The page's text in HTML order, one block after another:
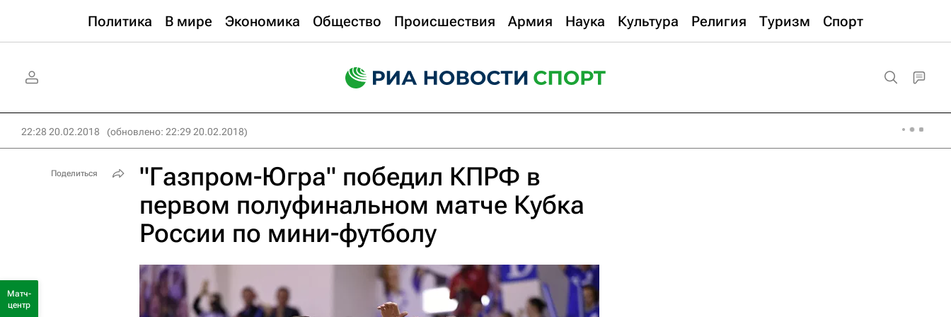
Политика В мире Экономика Общество Происшествия Армия Наука Культура Религия Туризм Спорт
22:28 20.02.2018 (обновлено: 22:29 20.02.2018)
"Газпром-Югра" победил КПРФ в
первом полуфинальном матче Кубка
России по мини-футболу
Поделиться
Матч-
центр